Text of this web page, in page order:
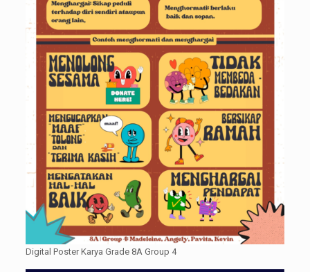
Digital Poster Karya Grade 8A Group 4